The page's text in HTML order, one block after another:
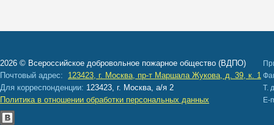
2026 © Всероссийское добровольное пожарное общество (ВДПО)
Почтовый адрес:
123423, г. Москва, пр-т Маршала Жукова, д. 39, к. 1
Для корреспонденции: 123423, г. Москва, а/я 2
Политика в отношении обработки персональных данных
Т.